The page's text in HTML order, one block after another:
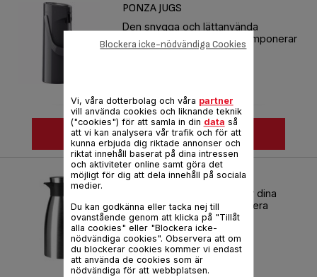
PONZA JUGS
Den snygga och lättanvända
pumptermosen som alltid imponerar
SE MER
SOFT GRIP
En trendig kanna som håller dina
drycker varma eller kalla i flera
timmar.
Vi, våra dotterbolag och våra partner
vill använda cookies och liknande teknik
("cookies") för att samla in din data så
att vi kan analysera vår trafik och för att
kunna erbjuda dig riktade annonser och
riktat innehåll baserat på dina intressen
och aktiviteter online samt göra det
möjligt för dig att dela innehåll på sociala
medier.
Du kan godkänna eller tacka nej till
ovanstående genom att klicka på "Tillåt
alla cookies" eller "Blockera icke-
nödvändiga cookies". Observera att om
du blockerar cookies kommer vi endast
att använda de cookies som är
nödvändiga för att webbplatsen.
Blockera icke-nödvändiga Cookies